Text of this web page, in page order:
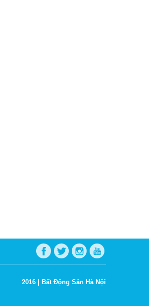
2016 | Bất Động Sản Hà Nội